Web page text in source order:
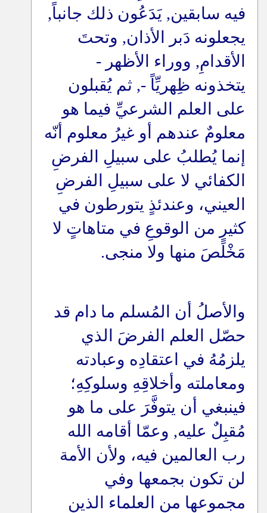
فيه سابقين, يَدَعُون ذلك جانباً,
يجعلونه دَبر الأذان, وتحتَ
الأقدامِ, ووراء الأظهر -
يتخذونه ظِهريِّاً -, ثم يُقبلون
على العلم الشرعيِّ فيما هو
معلومٌ عندهم أو غيرُ معلوم أنّه
إنما يُطلبُ على سبيلِ الفرضِ
الكفائي لا على سبيلِ الفرضِ
العيني، وعندئذٍ يتورطون في
كثيرٍ من الوقوعِ في متاهاتٍ لا
مَخْلَصَ منها ولا منجى.
والأصلُ أن المُسلم ما دام قد
حصّل العلم الفرضَ الذي
يلزمُهُ في اعتقادِه وعبادته
ومعاملته وأخلاقِهِ وسلوكِهِ؛
فينبغي أن يتوفَّرَ على ما هو
مُقبِلٌ عليه, وعمّا أقامه الله
رب العالمين فيه، ولأن الأمة
لن تكون بجمعها وفي
مجموعها من العلماء الذين